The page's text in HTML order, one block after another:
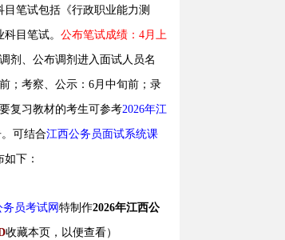
笔试包括《行政职业能力测
目笔试。 公布笔试成绩：4月上
剂、公布调剂进入面试人员名
；考察、公示：6月中旬前；录
复习教材的考生可参考2026年江
可结合江西公务员面试系统课
下：
员考试网 特制作2026年江西公
收藏本页，以便查看）